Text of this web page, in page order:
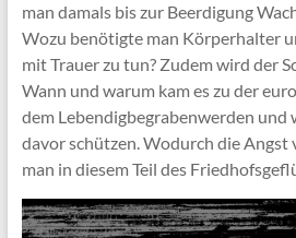
man damals bis zur Beerdigung
Wozu benötigte man Körperhalter
mit Trauer zu tun? Zudem wird der
Wann und warum kam es zu der
dem Lebendigbegrabenwerden und
davor schützen. Wodurch die Angst
man in diesem Teil des